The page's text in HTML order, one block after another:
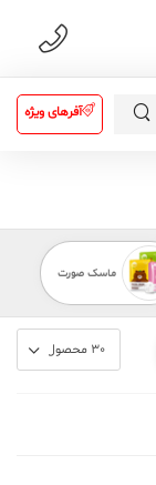
آفرهای ویژه
ماسک صورت